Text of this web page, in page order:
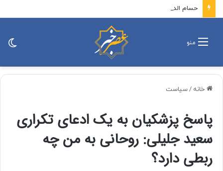
منو
خانه /سیاست
پاسخ پزشکیان به یک ادعای تکراری
سعید جلیلی: روحانی به من چه
ربطی دارد؟